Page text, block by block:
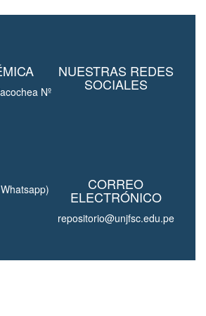
Nº
NUESTRAS REDES
SOCIALES
CORREO
ELECTRÓNICO
repositorio@unjfsc.edu.pe